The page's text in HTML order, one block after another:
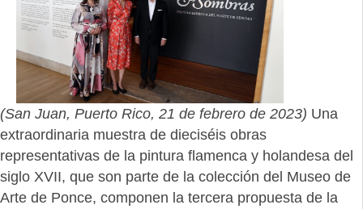
(San Juan, Puerto Rico, 21 de febrero de 2023) Una
extraordinaria muestra de dieciséis obras
representativas de la pintura flamenca y holandesa del
siglo XVII, que son parte de la colección del Museo de
Arte de Ponce, componen la tercera propuesta de la